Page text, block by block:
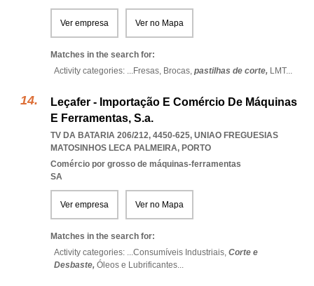
Ver empresa Ver no Mapa
Matches in the search for:
Activity categories: ...Fresas, Brocas, pastilhas de corte, LMT...
Leçafer - Importação E Comércio De Máquinas
E Ferramentas, S.a.
TV DA BATARIA 206/212, 4450-625, UNIAO FREGUESIAS
MATOSINHOS LECA PALMEIRA, PORTO
Comércio por grosso de máquinas-ferramentas
SA
Ver empresa Ver no Mapa
Matches in the search for:
Activity categories: ...Consumíveis Industriais, Corte e
Desbaste, Óleos e Lubrificantes...